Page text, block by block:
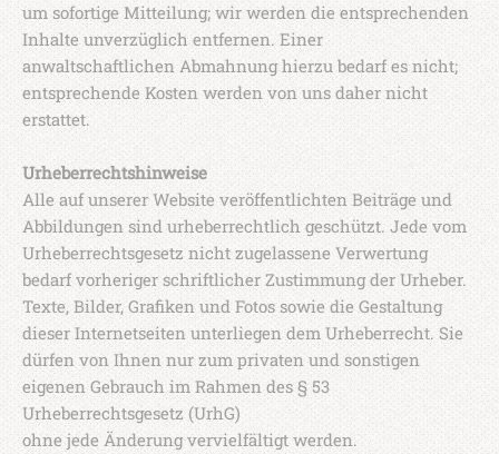
um sofortige Mitteilung; wir werden die entsprechenden
Inhalte unverzüglich entfernen. Einer
anwaltschaftlichen Abmahnung hierzu bedarf es nicht;
entsprechende Kosten werden von uns daher nicht
erstattet.
Urheberrechtshinweise
Alle auf unserer Website veröffentlichten Beiträge und
Abbildungen sind urheberrechtlich geschützt. Jede vom
Urheberrechtsgesetz nicht zugelassene Verwertung
bedarf vorheriger schriftlicher Zustimmung der Urheber.
Texte, Bilder, Grafiken und Fotos sowie die Gestaltung
dieser Internetseiten unterliegen dem Urheberrecht. Sie
dürfen von Ihnen nur zum privaten und sonstigen
eigenen Gebrauch im Rahmen des § 53
Urheberrechtsgesetz (UrhG)
ohne jede Änderung vervielfältigt werden.